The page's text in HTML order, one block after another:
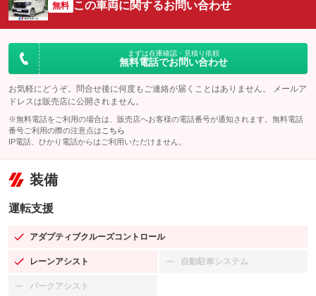
無料 この車両に関するお問い合わせ
まずは在庫確認・見積り依頼
無料電話でお問い合わせ
お気軽にどうぞ。問合せ後に何度もご連絡が届くことはありません。 メールア
ドレスは販売店に公開されません。
※無料電話をご利用の場合は、販売店へお客様の電話番号が通知されます。無料電話
番号ご利用の際の注意点は こちら
IP電話、ひかり電話からはご利用いただけません。
装備
運転支援
アダプティブクルーズコントロール
：装備あり
レーンアシスト
：装備あり 自動駐車システム
：装備なし
パークアシスト
：装備なし